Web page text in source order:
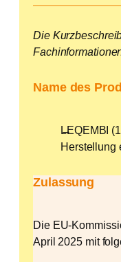
Die
Name des
LEQEMBI
Herstellung
Zulassung
Die EU-
April 2025 mit